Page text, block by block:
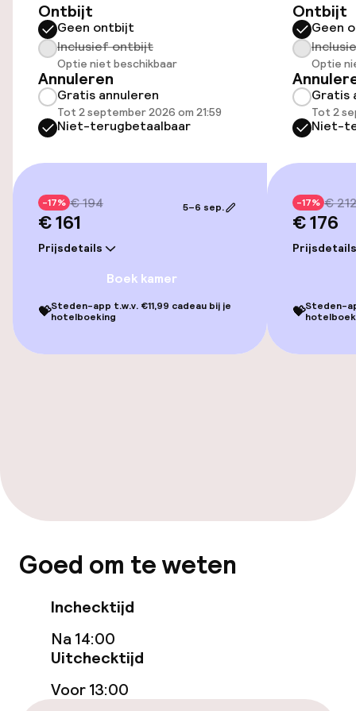
Familiekamers beschikbaar
Kamers voor rokers beschikbaar
Zwemmen & wellness
Entertainment
Gratis wifi
Zonneterras
TV lounge
Schoonmaakvoorzieningen
Wasservice
Beleid
Overal rookvrij
Ontbijt
Geen ontbijt
Inclusief ontbijt
Optie niet beschikbaar
Annuleren
Gratis annuleren
Tot 2 september 2026 om 21:59
Niet-terugbetaalbaar
-17% € 194
€ 161
Prijsdetails
5–6 sep.
Boek kamer
💝Steden-app t.w.v. €11,99 cadeau bij je
hotelboeking
Ontbijt
Geen
Optie
Gratis
Tot 2
Niet-
-17% €
€ 176
Prijsdetails
💝Steden-
Goed om te weten
Inchecktijd
Na 14:00
Uitchecktijd
Voor 13:00